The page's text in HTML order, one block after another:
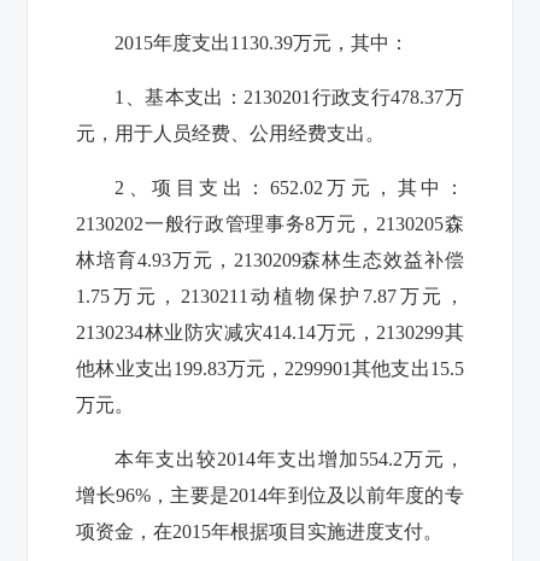
2015年度支出1130.39万元，其中：
1 、基本支出： 2130201 行政支行478.37万
元，用于人员经费、公用经费支出。
2 、项目支出： 652.02 万元，其中：
2130202一般行政管理事务8万元， 2130205森
林培育4.93万元， 2130209森林生态效益补偿
1.75万元， 2130211 动植物保护 7.87万元，
2130234林业防灾减灾414.14万元， 2130299其
他林业支出199.83万元， 2299901其他支出15.5
万元。
本年支出较2014年支出增加554.2万元，
增长96%，主要是2014年到位及以前年度的专
项资金，在2015年根据项目实施进度支付。